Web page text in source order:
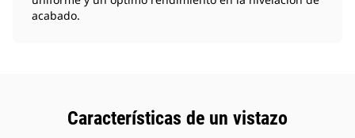
acabado.
Características de un vistazo